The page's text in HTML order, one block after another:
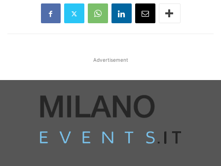
Advertisement